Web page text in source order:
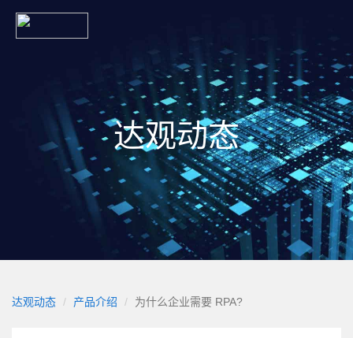
达观动态
达观动态 产品介绍 为什么企业需要 RPA?